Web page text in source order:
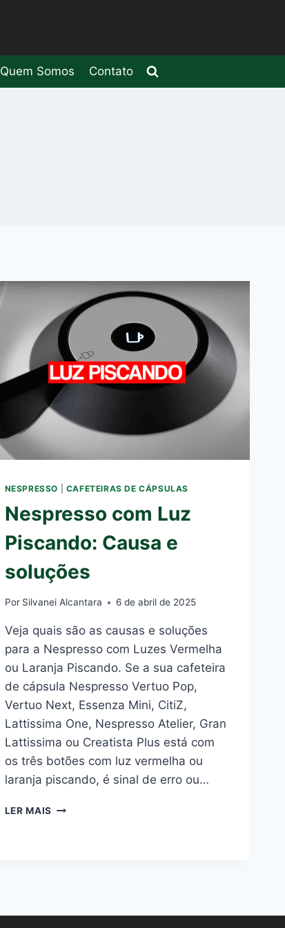
Quem Somos Contato
NESPRESSO CAFETEIRAS DE CÁPSULAS
Nespresso com Luz
Piscando: Causa e
soluções
Por Silvanei Alcantara 6 de abril de 2025
Veja quais são as causas e soluções
para a Nespresso com Luzes Vermelha
ou Laranja Piscando. Se a sua cafeteira
de cápsula Nespresso Vertuo Pop,
Vertuo Next, Essenza Mini, CitiZ,
Lattissima One, Nespresso Atelier, Gran
Lattissima ou Creatista Plus está com
os três botões com luz vermelha ou
laranja piscando, é sinal de erro ou…
LER MAIS NESPRESSO